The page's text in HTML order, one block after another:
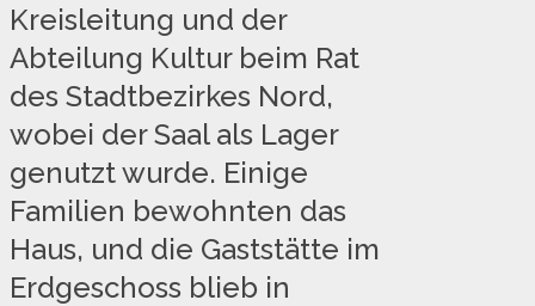
Kreisleitung und der
Abteilung Kultur beim Rat
des Stadtbezirkes Nord,
wobei der Saal als Lager
genutzt wurde. Einige
Familien bewohnten das
Haus, und die Gaststätte im
Erdgeschoss blieb in